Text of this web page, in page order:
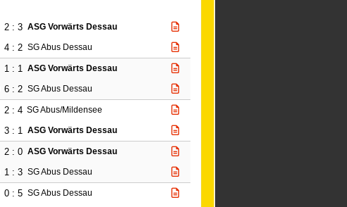
2 : 3 ASG Vorwärts Dessau
4 : 2 SG Abus Dessau
1 : 1 ASG Vorwärts Dessau
6 : 2 SG Abus Dessau
2 : 4 SG Abus/Mildensee
3 : 1 ASG Vorwärts Dessau
2 : 0 ASG Vorwärts Dessau
1 : 3 SG Abus Dessau
0 : 5 SG Abus Dessau